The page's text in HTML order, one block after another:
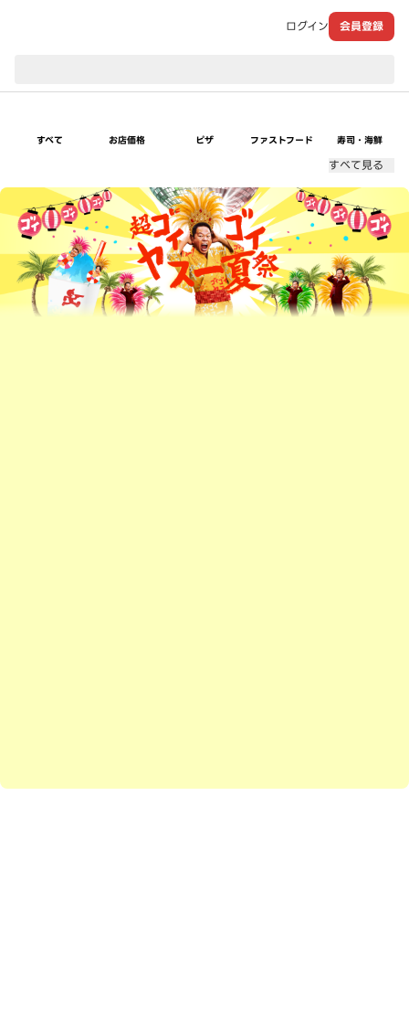
ログイン 会員登録
すべて お店価格 ピザ ファストフード 寿司・海鮮
すべて見る
超ゴイゴイヤスー夏祭